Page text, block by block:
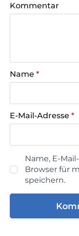
Kommentar
Name *
E-Mail-Adresse *
Name, E-
Browser für
speichern.